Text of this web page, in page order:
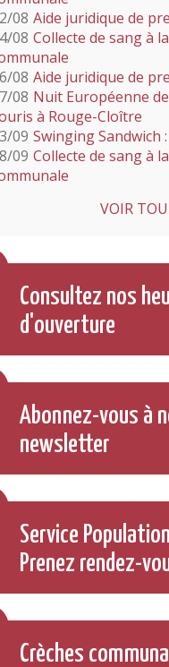
08 Aide juridique de
08 Collecte de sang à
08 Aide juridique de
08 Nuit Européenne
à Rouge-Cloître
09 Swinging Sandwich
09 Collecte de sang à
VOIR
Consultez nos
d'ouverture
Abonnez-vous à
newsletter
Service
Prenez rendez-
Crèches